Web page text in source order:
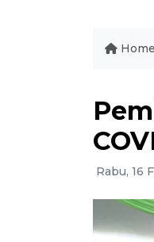
Home
Rabu, 16